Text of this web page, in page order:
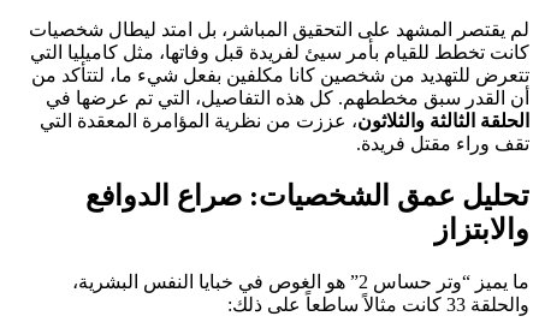
لم يقتصر المشهد على التحقيق المباشر، بل امتد ليطال شخصيات
كانت تخطط للقيام بأمر سيئ لفريدة قبل وفاتها، مثل كاميليا التي
تتعرض للتهديد من شخصين كانا مكلفين بفعل شيء ما، لتتأكد من
أن القدر سبق مخططهم. كل هذه التفاصيل، التي تم عرضها في
الحلقة الثالثة والثلاثون، عززت من نظرية المؤامرة المعقدة التي
تقف وراء مقتل فريدة.
تحليل عمق الشخصيات: صراع الدوافع
والابتزاز
ما يميز “وتر حساس 2” هو الغوص في خبايا النفس البشرية،
والحلقة 33 كانت مثالاً ساطعاً على ذلك: